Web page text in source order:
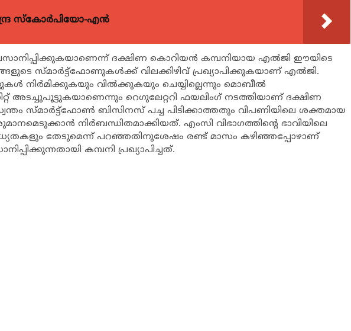
സ്കോർപിയോ-എൻ
ദക്ഷിണ കൊറിയന്‍ കമ്പനിയായ എല്‍ജി ഈയിടെ
സ്മാര്‍ട്ട്‌ഫോണുകള്‍ക്ക് വിലക്കിഴിവ് പ്രഖ്യാപിക്കുകയാണ് എല്‍ജി.
നിര്‍മിക്കുകയും വില്‍ക്കുകയും ചെയ്യില്ലെന്നും മൊബീല്‍
അടച്ചുപൂട്ടുകയാണെന്നും റെഗുലേറ്ററി ഫയലിംഗ് നടത്തിയാണ് ദക്ഷിണ
സ്മാര്‍ട്ട്‌ഫോണ്‍ ബിസിനസ് പച്ച പിടിക്കാത്തതും വിപണിയിലെ ശക്തമായ
നിര്‍ബന്ധിതമാക്കിയത്. എംസി വിഭാഗത്തിന്റെ ഭാവിയിലെ
തേടുമെന്ന് പറഞ്ഞതിനുശേഷം രണ്ട് മാസം കഴിഞ്ഞപ്പോഴാണ്
കമ്പനി പ്രഖ്യാപിച്ചത്.